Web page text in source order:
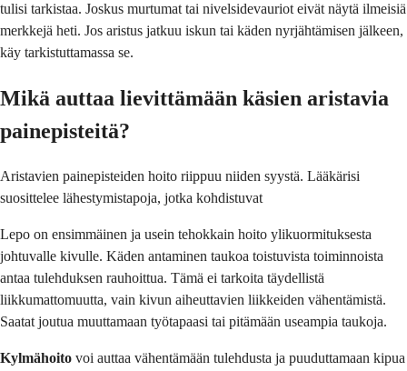
tulisi tarkistaa. Joskus murtumat tai nivelsidevauriot eivät näytä ilmeisiä
merkkejä heti. Jos aristus jatkuu iskun tai käden nyrjähtämisen jälkeen,
käy tarkistuttamassa se.
Mikä auttaa lievittämään käsien aristavia
painepisteitä?
Aristavien painepisteiden hoito riippuu niiden syystä. Lääkärisi
suosittelee lähestymistapoja, jotka kohdistuvat
Lepo on ensimmäinen ja usein tehokkain hoito ylikuormituksesta
johtuvalle kivulle. Käden antaminen taukoa toistuvista toiminnoista
antaa tulehduksen rauhoittua. Tämä ei tarkoita täydellistä
liikkumattomuutta, vain kivun aiheuttavien liikkeiden vähentämistä.
Saatat joutua muuttamaan työtapaasi tai pitämään useampia taukoja.
Kylmähoito voi auttaa vähentämään tulehdusta ja puuduttamaan kipua